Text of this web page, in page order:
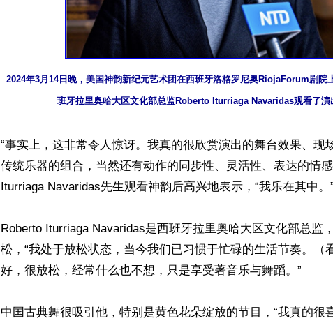
2024年3月14日晚，美国神韵新纪元艺术团在西班牙洛格罗尼奥RiojaForum剧院
班牙拉里奥哈大区文化部总监Roberto Iturriaga Navaridas观看了演
“事实上，这非常令人惊讶。我真的很欣赏演出的舞台效果、现
传统乐器的组合，当然还有动作的同步性、灵活性、表达的情
Iturriaga Navaridas先生观看神韵后高兴地表示，“我乐在其中。”
Roberto Iturriaga Navaridas是西班牙拉里奥哈大区文化部总监
松，“我处于放松状态，当今我们已习惯于忙碌的生活节奏。（
好，很放松，经常什么也不想，只是享受著音乐与舞蹈。”
中国古典舞很吸引他，特别是黄色花朵绽放的节目，“我真的很